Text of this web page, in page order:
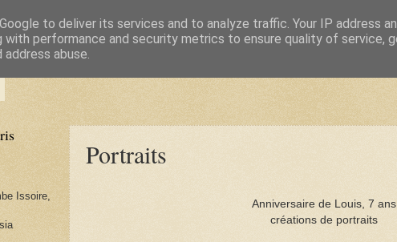
Portraits
Anniversaire de Louis, 7 ans
créations de portraits
Issoire,
to deliver its services and to analyze traffic. Your IP address
with performance and security metrics to ensure quality of service,
abuse.